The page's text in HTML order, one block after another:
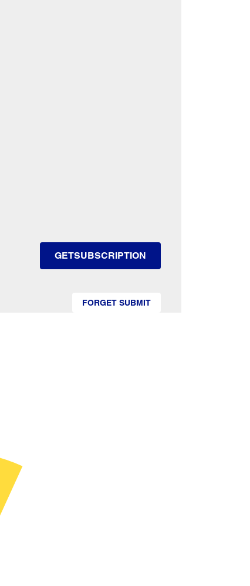
GETSUBSCRIPTION
FORGET SUBMIT